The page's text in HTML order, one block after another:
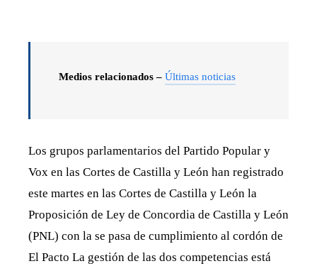
Medios relacionados – Últimas noticias
Los grupos parlamentarios del Partido Popular y
Vox en las Cortes de Castilla y León han registrado
este martes en las Cortes de Castilla y León la
Proposición de Ley de Concordia de Castilla y León
(PNL) con la se pasa de cumplimiento al cordón de
El Pacto La gestión de las dos competencias está